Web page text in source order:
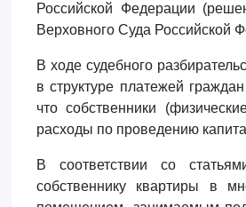
Российской Федерации
Верховного Суда Российской
В ходе судебного
в структуре платежей
что собственники
расходы по проведению
В соответствии со
собственнику квартиры в